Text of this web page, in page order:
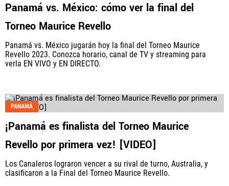
Panamá vs. México: cómo ver la final del
Torneo Maurice Revello
Panamá vs. México jugarán hoy la final del Torneo Maurice
Revello 2023. Conozca horario, canal de TV y streaming para
verla EN VIVO y EN DIRECTO.
PANAMÁ
¡Panamá es finalista del Torneo Maurice
Revello por primera vez! [VIDEO]
Los Canaleros lograron vencer a su rival de turno, Australia, y
clasificaron a la Final del Torneo Maurice Revello.